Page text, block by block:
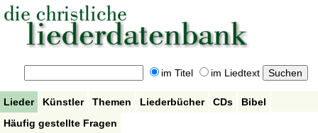
im Titel im Liedtext
Lieder Künstler Themen Liederbücher CDs
Bibel
Häufig gestellte Fragen